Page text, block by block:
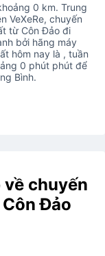
0 km. Trung
VeXeRe, chuyến
từ Côn Đảo đi
bởi hãng máy
hôm nay là , tuần
0 phút phút để
Bình.
chuyến
Đảo